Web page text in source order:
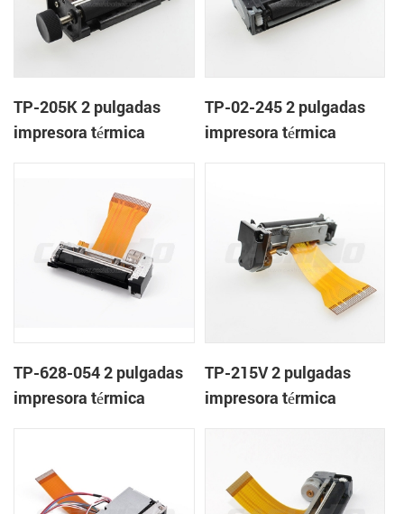
TP-205K 2 pulgadas
impresora térmica
TP-02-245 2 pulgadas
impresora térmica
TP-628-054 2 pulgadas
impresora térmica
TP-215V 2 pulgadas
impresora térmica